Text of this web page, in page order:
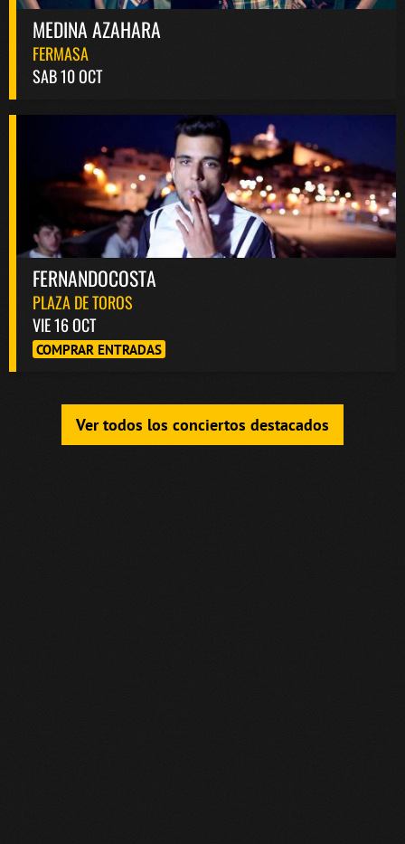
MEDINA AZAHARA
FERMASA
SAB 10 OCT
FERNANDOCOSTA
PLAZA DE TOROS
VIE 16 OCT
COMPRAR ENTRADAS
Ver todos los conciertos destacados